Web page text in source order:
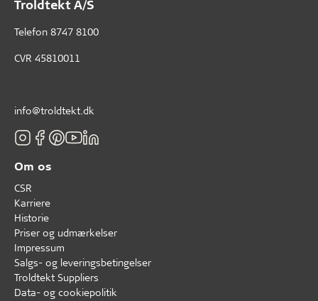
Troldtekt A/S
Telefon 8747 8100
CVR 45810011
info@troldtekt.dk
Om os
CSR
Karriere
Historie
Priser og udmærkelser
Impressum
Salgs- og leveringsbetingelser
Troldtekt Suppliers
Data- og cookiepolitik